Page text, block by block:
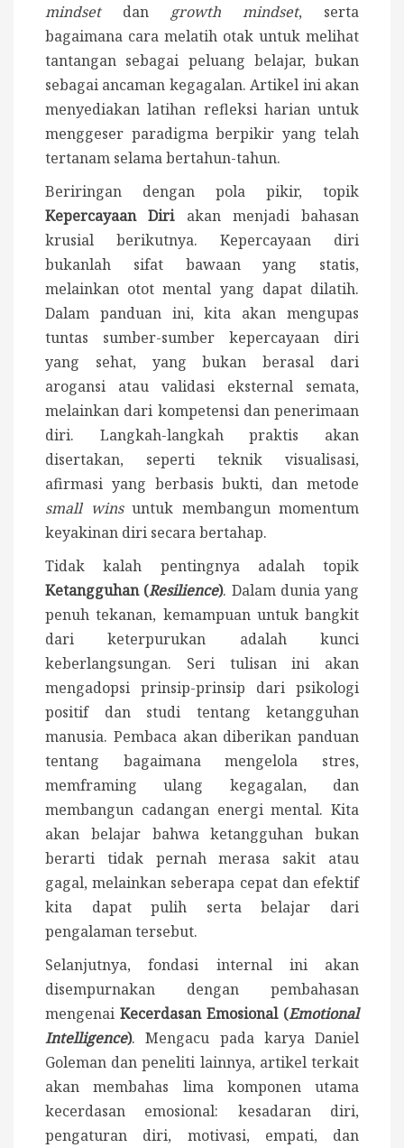
mindsetdan growth mindset, serta
bagaimana cara melatih otak untuk melihat
tantangan sebagai peluang belajar, bukan
sebagai ancaman kegagalan. Artikel ini akan
menyediakan latihan refleksi harian untuk
menggeser paradigma berpikir yang telah
tertanam selama bertahun-tahun.
Beriringan dengan pola pikir, topik
Kepercayaan Diriakan menjadi bahasan
krusial berikutnya. Kepercayaan diri
bukanlah sifat bawaan yang statis,
melainkan otot mental yang dapat dilatih.
Dalam panduan ini, kita akan mengupas
tuntas sumber-sumber kepercayaan diri
yang sehat, yang bukan berasal dari
arogansi atau validasi eksternal semata,
melainkan dari kompetensi dan penerimaan
diri. Langkah-langkah praktis akan
disertakan, seperti teknik visualisasi,
afirmasi yang berbasis bukti, dan metode
small winsuntuk membangun momentum
keyakinan diri secara bertahap.
Tidak kalah pentingnya adalah topik
Ketangguhan (Resilience). Dalam dunia yang
penuh tekanan, kemampuan untuk bangkit
dari keterpurukan adalah kunci
keberlangsungan. Seri tulisan ini akan
mengadopsi prinsip-prinsip dari psikologi
positif dan studi tentang ketangguhan
manusia. Pembaca akan diberikan panduan
tentang bagaimana mengelola stres,
memframing ulang kegagalan, dan
membangun cadangan energi mental. Kita
akan belajar bahwa ketangguhan bukan
berarti tidak pernah merasa sakit atau
gagal, melainkan seberapa cepat dan efektif
kita dapat pulih serta belajar dari
pengalaman tersebut.
Selanjutnya, fondasi internal ini akan
disempurnakan dengan pembahasan
mengenai Kecerdasan Emosional (Emotional
Intelligence). Mengacu pada karya Daniel
Goleman dan peneliti lainnya, artikel terkait
akan membahas lima komponen utama
kecerdasan emosional: kesadaran diri,
pengaturan diri, motivasi, empati, dan